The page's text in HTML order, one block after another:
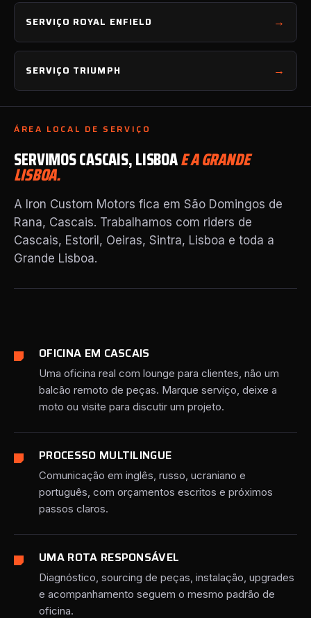
SERVIÇO ROYAL ENFIELD
SERVIÇO TRIUMPH
ÁREA LOCAL DE SERVIÇO
SERVIMOS CASCAIS, LISBOAE A GRANDE
LISBOA.
A Iron Custom Motors fica em São Domingos de
Rana, Cascais. Trabalhamos com riders de
Cascais, Estoril, Oeiras, Sintra, Lisboa e toda a
Grande Lisboa.
OFICINA EM CASCAIS
Uma oficina real com lounge para clientes, não um
balcão remoto de peças. Marque serviço, deixe a
moto ou visite para discutir um projeto.
PROCESSO MULTILINGUE
Comunicação em inglês, russo, ucraniano e
português, com orçamentos escritos e próximos
passos claros.
UMA ROTA RESPONSÁVEL
Diagnóstico, sourcing de peças, instalação, upgrades
e acompanhamento seguem o mesmo padrão de
oficina.